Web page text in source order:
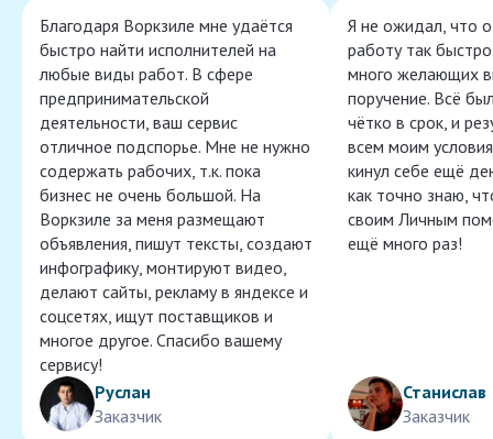
Благодаря Воркзиле мне удаётся
быстро найти исполнителей на
любые виды работ. В сфере
предпринимательской
деятельности, ваш сервис
отличное подспорье. Мне не нужно
содержать рабочих, т.к. пока
бизнес не очень большой. На
Воркзиле за меня размещают
объявления, пишут тексты, создают
инфографику, монтируют видео,
делают сайты, рекламу в яндексе и
соцсетях, ищут поставщиков и
многое другое. Спасибо вашему
сервису!
Руслан
Заказчик
Я не ожидал, что
работу так
много желающих
поручение. Всё
чётко в срок, и
всем моим
кинул себе ещё
как точно знаю,
своим Личным
ещё много раз!
Станислав
Заказчик